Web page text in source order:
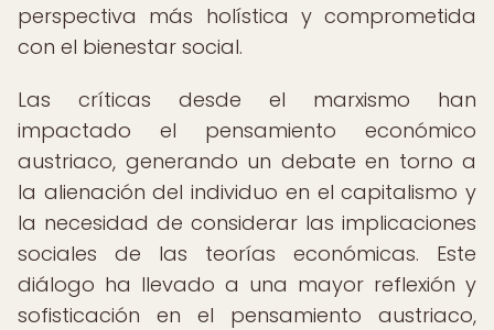
perspectiva más holística y comprometida
con el bienestar social.
Las críticas desde el marxismo han
impactado el pensamiento económico
austriaco, generando un debate en torno a
la alienación del individuo en el capitalismo y
la necesidad de considerar las implicaciones
sociales de las teorías económicas. Este
diálogo ha llevado a una mayor reflexión y
sofisticación en el pensamiento austriaco,